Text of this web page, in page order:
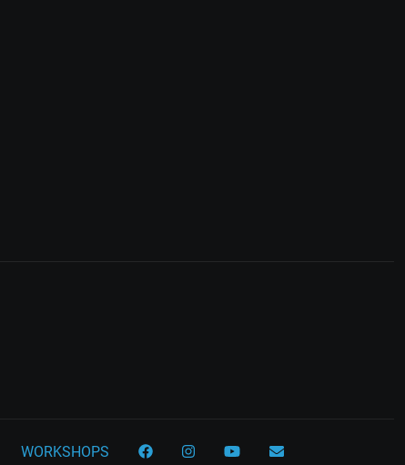
WORKSHOPS